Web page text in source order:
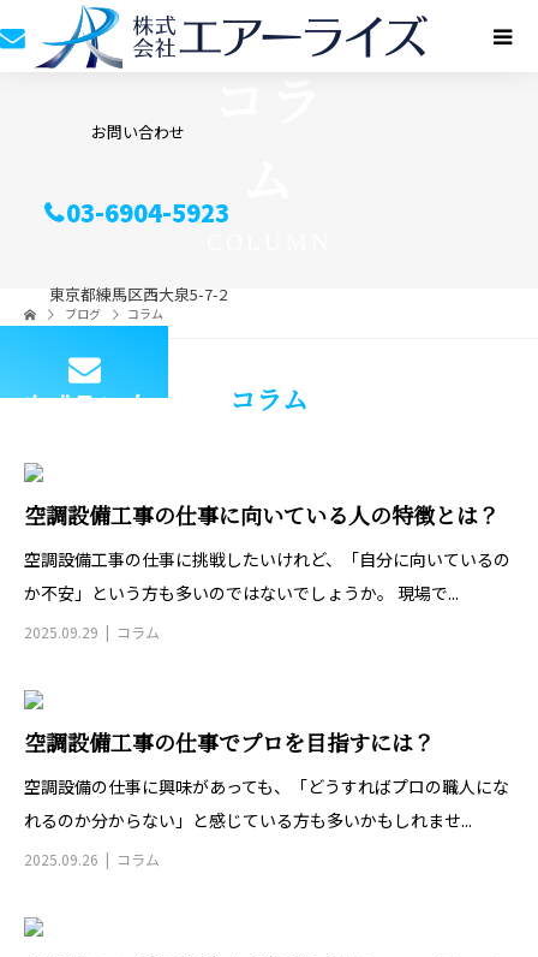
お問い合わせ
03-6904-5923
東京都練馬区西大泉5-7-2
メールフォーム
ブログ コラム
コラム
空調設備工事の仕事に向いている人の特徴とは？
空調設備工事の仕事に挑戦したいけれど、「自分に向いているの
か不安」という方も多いのではないでしょうか。 現場で...
2025.09.29 コラム
空調設備工事の仕事でプロを目指すには？
空調設備の仕事に興味があっても、「どうすればプロの職人にな
れるのか分からない」と感じている方も多いかもしれませ...
2025.09.26 コラム